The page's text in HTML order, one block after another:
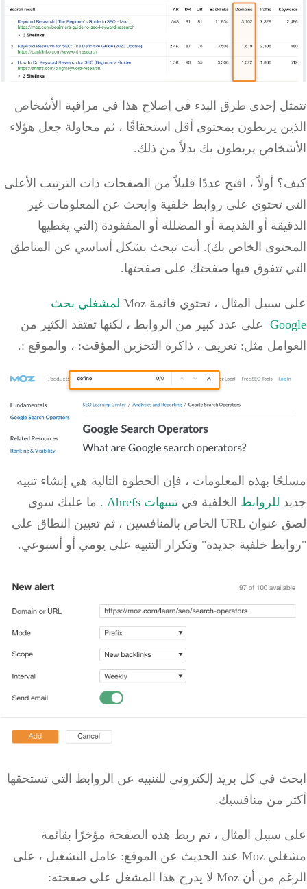
تتمثل إحدى طرق البدء في إصلاح هذا في مراقبة الأشخاص
الذين يربطون بمحتوى أقل استحقاقًا ، ثم محاولة جعل هؤلاء
الأشخاص يربطون بك بدلاً من ذلك.
كيف؟ أولاً ، افتح عددًا قليلاً من الصفحات ذات الترتيب الأعلى
التي تحتوي على روابط خلفية وابحث عن المعلومات غير
الدقيقة أو القديمة أو المضللة أو المفقودة (التي يغطيها
المحتوى الخاص بك). أنت تبحث بشكل أساسي عن المناطق
التي تتفوق فيها صفحتك على صفحتها.
على سبيل المثال ، تحتوي قائمة Moz
لمشغلي بحث
Google على عدد كبير من الروابط ، لكنها تفتقد الكثير من
العوامل مثل: تعريف ، ذاكرة التخزين المؤقت: ، والموقع :.
مسلحًا بهذه المعلومات ، فإن الخطوة التالية هي إنشاء تنبيه
جديد للروابط الخلفية في تنبيهات Ahrefs . ما عليك سوى
لصق عنوان URL الخاص بالمنافسين ، ثم تعيين النطاق على
"روابط خلفية جديدة" وتكرار التنبيه على يومي أو أسبوعي.
ابحث في كل بريد إلكتروني للتنبيه عن الروابط التي تستحقها
أكثر من منافسيك.
على سبيل المثال ، تم ربط هذه الصفحة مؤخرًا بقائمة
مشغلي Moz عند الحديث عن الموقع: عامل التشغيل ، على
الرغم من أن Moz لا يدرج هذا المشغل على صفحته: